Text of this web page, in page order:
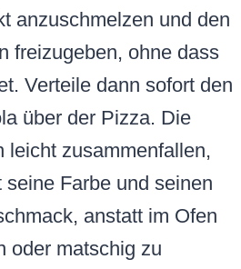
anzuschmelzen und den
freizugeben, ohne dass
Verteile dann sofort den
über der Pizza. Die
leicht zusammenfallen,
seine Farbe und seinen
anstatt im Ofen
oder matschig zu